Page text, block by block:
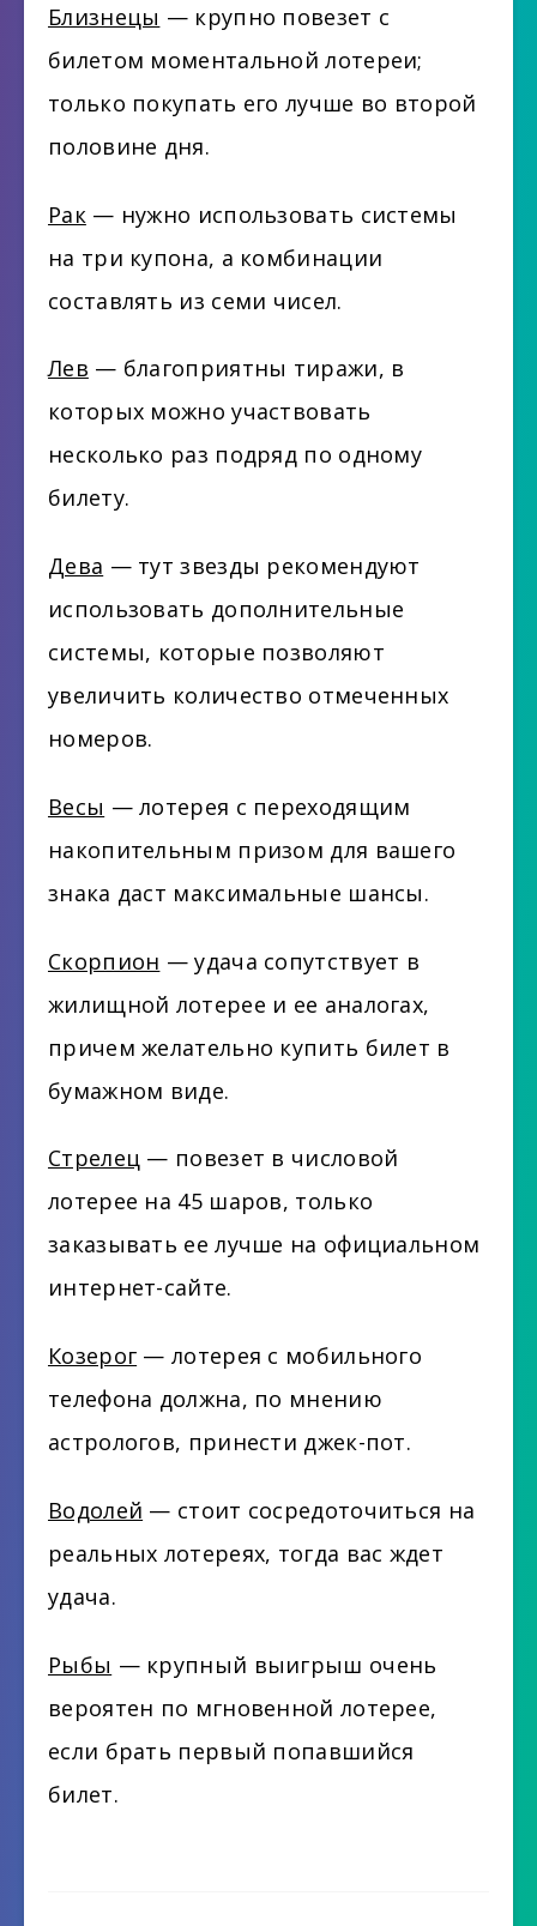
Близнецы — крупно повезет с
билетом моментальной лотереи;
только покупать его лучше во второй
половине дня.
Рак — нужно использовать системы
на три купона, а комбинации
составлять из семи чисел.
Лев — благоприятны тиражи, в
которых можно участвовать
несколько раз подряд по одному
билету.
Дева — тут звезды рекомендуют
использовать дополнительные
системы, которые позволяют
увеличить количество отмеченных
номеров.
Весы — лотерея с переходящим
накопительным призом для вашего
знака даст максимальные шансы.
Скорпион — удача сопутствует в
жилищной лотерее и ее аналогах,
причем желательно купить билет в
бумажном виде.
Стрелец — повезет в числовой
лотерее на 45 шаров, только
заказывать ее лучше на официальном
интернет-сайте.
Козерог — лотерея с мобильного
телефона должна, по мнению
астрологов, принести джек-пот.
Водолей — стоит сосредоточиться на
реальных лотереях, тогда ваc ждет
удача.
Рыбы — крупный выигрыш очень
вероятен по мгновенной лотерее,
если брать первый попавшийся
билет.